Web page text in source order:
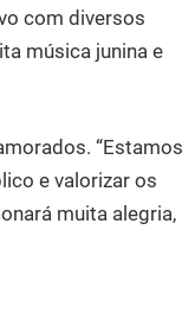
com diversos
música junina e
“Estamos
e valorizar os
muita alegria,